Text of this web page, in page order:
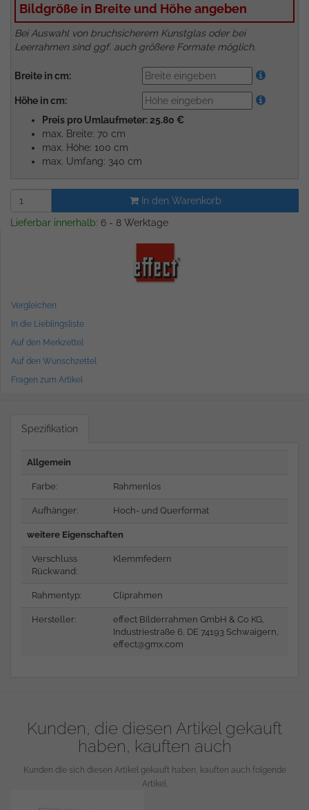
Bildgröße in Breite und Höhe angeben
Bei Auswahl von bruchsicherem Kunstglas oder bei
Leerrahmen sind ggf. auch größere Formate möglich.
Breite in cm:
Höhe in cm:
Preis pro Umlaufmeter: 25.80 €
max. Breite: 70 cm
max. Höhe: 100 cm
max. Umfang: 340 cm
In den Warenkorb
Lieferbar innerhalb: 6 - 8 Werktage
Vergleichen
In die Lieblingsliste
Auf den Merkzettel
Auf den Wunschzettel
Fragen zum Artikel
Spezifikation
Allgemein
Farbe: Rahmenlos
Aufhänger: Hoch- und Querformat
weitere Eigenschaften
Verschluss
Rückwand:
Klemmfedern
Rahmentyp: Cliprahmen
Hersteller:
effect Bilderrahmen GmbH & Co KG,
Industriestraße 6, DE 74193 Schwaigern,
effect@gmx.com
Kunden, die diesen Artikel gekauft
haben, kauften auch
Kunden die sich diesen Artikel gekauft haben, kauften auch folgende
Artikel.